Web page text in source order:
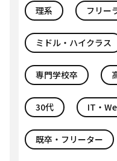
理系 フリー
ミドル・ハイクラス
専門学校卒
30代 IT・
既卒・フリーター